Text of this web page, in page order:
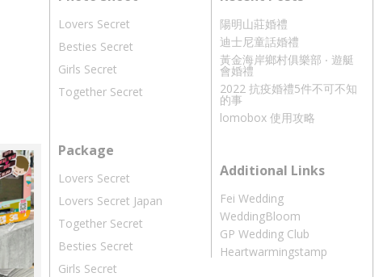
Lovers Secret
Besties Secret
Girls Secret
Together Secret
Package
Lovers Secret
Lovers Secret Japan
Together Secret
Besties Secret
Girls Secret
陽明山莊婚禮
迪士尼童話婚禮
黃金海岸鄉村俱樂部 ‧ 遊艇
會婚禮
2022 抗疫婚禮5件不可不知
的事
lomobox 使用攻略
Additional Links
Fei Wedding
WeddingBloom
GP Wedding Club
Heartwarmingstamp